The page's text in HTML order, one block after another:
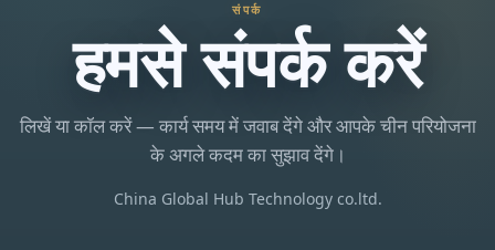
संपर्क
हमसे संपर्क करें
लिखें या कॉल करें — कार्य समय में जवाब देंगे और आपके चीन परियोजना
के अगले कदम का सुझाव देंगे।
China Global Hub Technology co.ltd.